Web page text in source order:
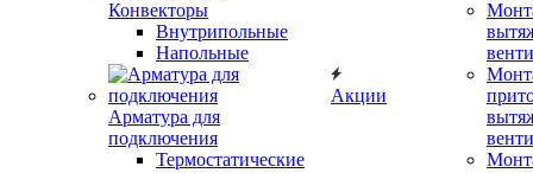
Конвекторы
Внутрипольные
Напольные
Арматура для
подключения
Термостатические
Акции